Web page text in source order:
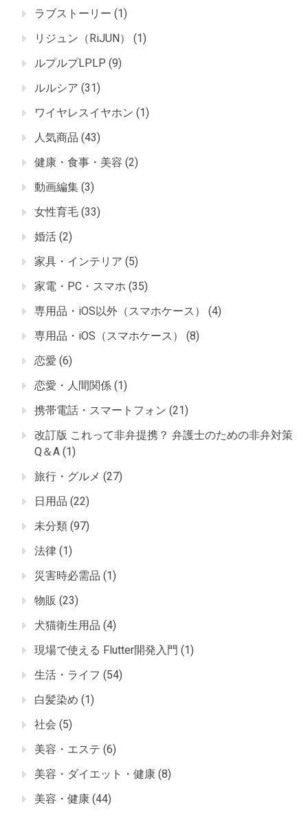
ラブストーリー (1)
リジュン（RiJUN）
(1)
ルプルプLPLP (9)
ルルシア (31)
ワイヤレスイヤホン (1)
人気商品 (43)
健康・食事・美容 (2)
動画編集 (3)
女性育毛 (33)
婚活 (2)
家具・インテリア (5)
家電・PC・スマホ (35)
専用品・iOS以外（スマホケース）
(4)
専用品・iOS（スマホケース）
(8)
恋愛 (6)
恋愛・人間関係 (1)
携帯電話・スマートフォン (21)
改訂版 これって非弁提携？ 弁護士のための非弁対策
Q＆A (1)
旅行・グルメ (27)
日用品 (22)
未分類 (97)
法律 (1)
災害時必需品 (1)
物販 (23)
犬猫衛生用品 (4)
現場で使える Flutter開発入門 (1)
生活・ライフ (54)
白髪染め (1)
社会 (5)
美容・エステ (6)
美容・ダイエット・健康 (8)
美容・健康 (44)